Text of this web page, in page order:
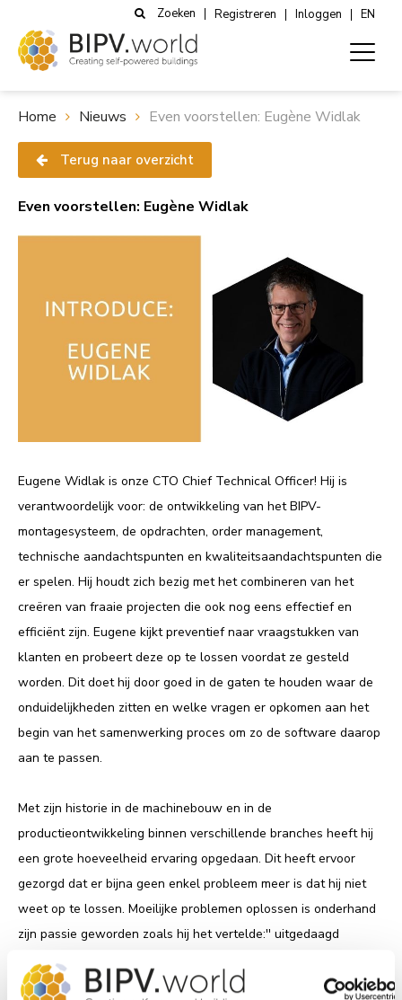
Zoeken Registreren Inloggen EN
Home Nieuws Even voorstellen: Eugène Widlak
Terug naar overzicht
Even voorstellen: Eugène Widlak
Eugene Widlak is onze CTO Chief Technical Officer! Hij is
verantwoordelijk voor: de ontwikkeling van het BIPV-
montagesysteem, de opdrachten, order management,
technische aandachtspunten en kwaliteitsaandachtspunten die
er spelen. Hij houdt zich bezig met het combineren van het
creëren van fraaie projecten die ook nog eens effectief en
efficiënt zijn. Eugene kijkt preventief naar vraagstukken van
klanten en probeert deze op te lossen voordat ze gesteld
worden. Dit doet hij door goed in de gaten te houden waar de
onduidelijkheden zitten en welke vragen er opkomen aan het
begin van het samenwerking proces om zo de software daarop
aan te passen.
Met zijn historie in de machinebouw en in de
productieontwikkeling binnen verschillende branches heeft hij
een grote hoeveelheid ervaring opgedaan. Dit heeft ervoor
gezorgd dat er bijna geen enkel probleem meer is dat hij niet
weet op te lossen. Moeilijke problemen oplossen is onderhand
zijn passie geworden zoals hij het vertelde:'' uitgedaagd
voor elkaar te krijgen dat is mijn passie''.